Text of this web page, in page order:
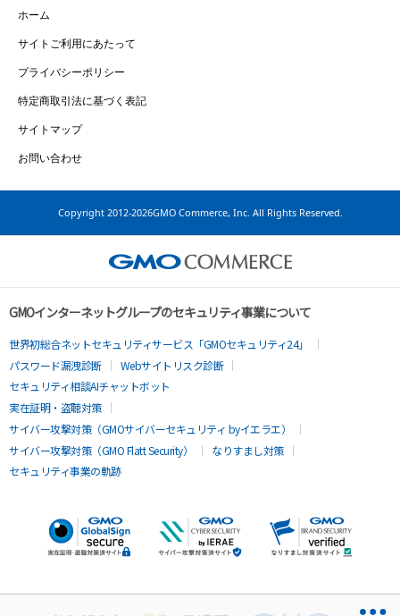
ホーム
サイトご利用にあたって
プライバシーポリシー
特定商取引法に基づく表記
サイトマップ
お問い合わせ
Copyright 2012-2026GMO Commerce, Inc. All Rights Reserved.
GMOインターネットグループのセキュリティ事業について
世界初総合ネットセキュリティサービス「GMOセキュリティ24」
パスワード漏洩診断
Webサイトリスク診断
セキュリティ相談AIチャットボット
実在証明・盗聴対策
サイバー攻撃対策（GMOサイバーセキュリティ byイエラエ）
サイバー攻撃対策（GMO Flatt Security）
なりすまし対策
セキュリティ事業の軌跡